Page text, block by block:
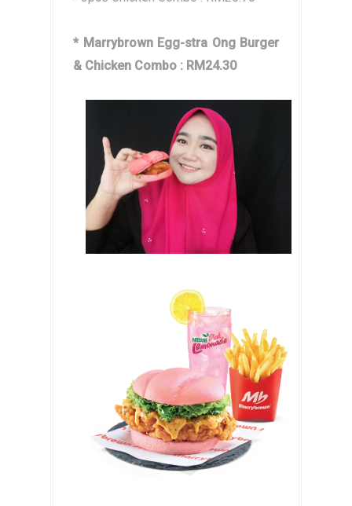
* Marrybrown Egg-stra Ong Burger
& Chicken Combo : RM24.30